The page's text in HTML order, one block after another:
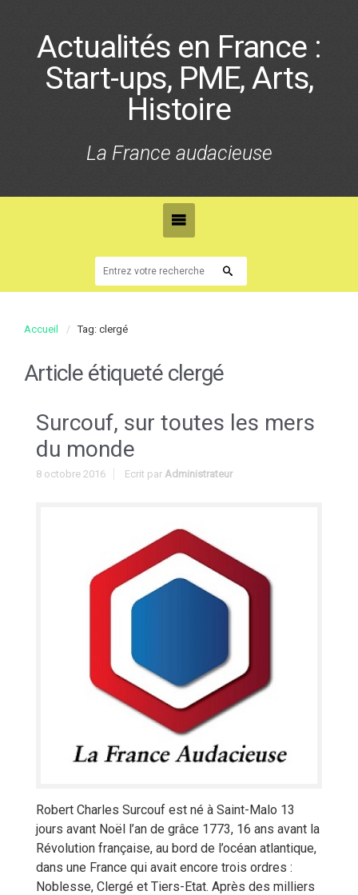
Actualités en France :
Start-ups, PME, Arts,
Histoire
La France audacieuse
Accueil Tag: clergé
Article étiqueté clergé
Surcouf, sur toutes les mers
du monde
8 octobre 2016 Ecrit par Administrateur
Robert Charles Surcouf est né à Saint-Malo 13
jours avant Noël l’an de grâce 1773, 16 ans avant la
Révolution française, au bord de l’océan atlantique,
dans une France qui avait encore trois ordres :
Noblesse, Clergé et Tiers-Etat. Après des milliers